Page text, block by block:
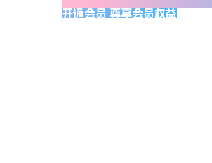
开通会员 尊享会员权益